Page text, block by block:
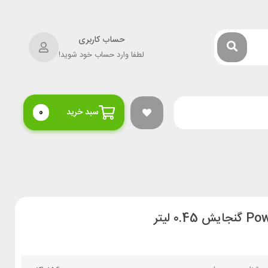
حساب کاربری
لطفا وارد حساب خود شوید!
سبد خرید 0